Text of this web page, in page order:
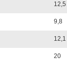
12,5
9,8
12,1
20